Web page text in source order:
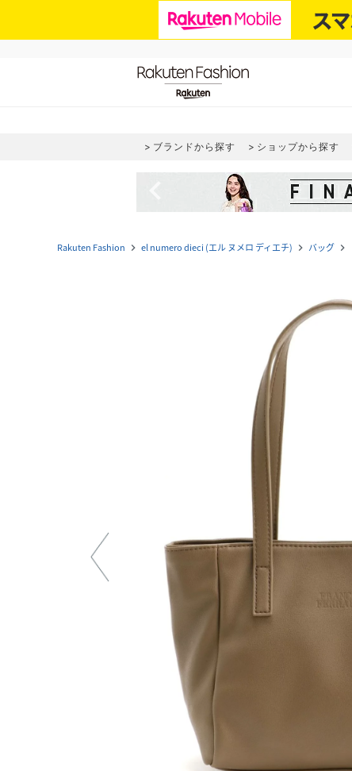
ブランドから探す ショップから探す
Rakuten Fashion navigate_next el numero dieci (エル ヌメロ ディエチ) navigate_next バッグ navigate_next